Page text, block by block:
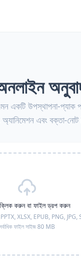
উপস্থাপনা-প্যাক
অ্যানিমেশন এবং বক্তা-
করুন বা ফাইল ড্রপ করুন
XLSX, EPUB, PNG, JPG,
ফাইল সাইজ 80 MB